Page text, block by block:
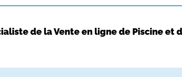
de la Vente en ligne de Piscine et